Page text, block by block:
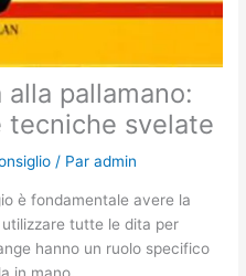
pallamano:
tecniche svelate
/ Paradmin
è fondamentale avere la
tutte le dita per
hanno un ruolo specifico
in mano.